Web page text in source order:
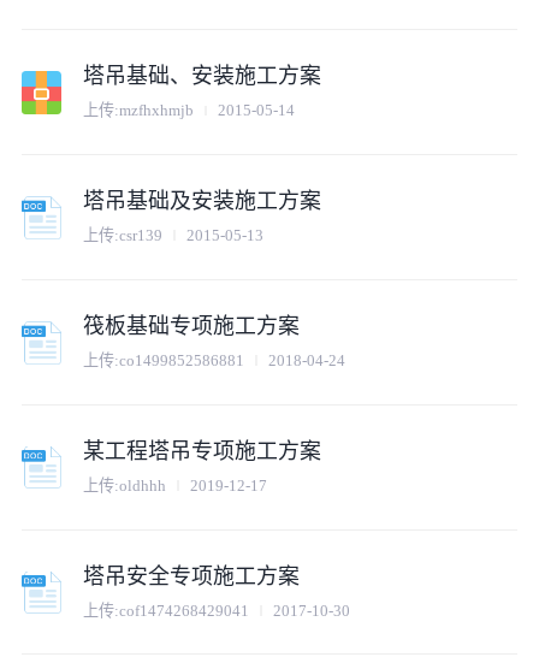
塔吊基础、安装施工方案
上传:mzfhxhmjb 2015-05-14
塔吊基础及安装施工方案
上传:csr139 2015-05-13
筏板基础专项施工方案
上传:co1499852586881 2018-04-24
某工程塔吊专项施工方案
上传:oldhhh 2019-12-17
塔吊安全专项施工方案
上传:cof1474268429041 2017-10-30